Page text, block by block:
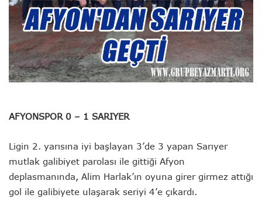
AFYONSPOR 0 – 1 SARIYER
Ligin 2. yarısına iyi başlayan 3’de 3 yapan Sarıyer
mutlak galibiyet parolası ile gittiği Afyon
deplasmanında, Alim Harlak’ın oyuna girer girmez attığı
gol ile galibiyete ulaşarak seriyi 4’e çıkardı.